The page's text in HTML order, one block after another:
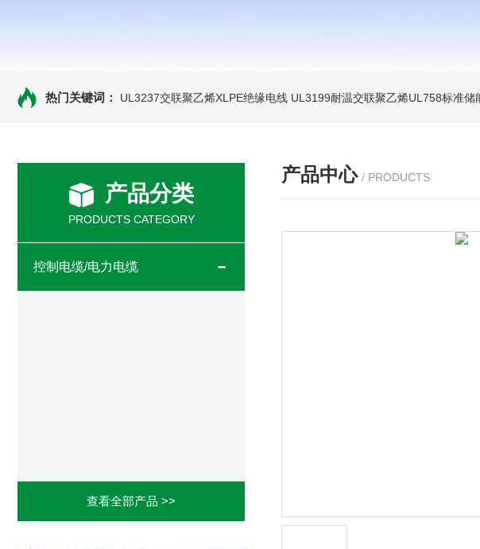
热门关键词： UL3237交联聚乙烯XLPE绝缘电线 UL3199耐温交联聚乙烯UL758标准储
产品分类
PRODUCTS CATEGORY
控制电缆/电力电缆
查看全部产品 >>
产品中心 / PRODUCTS